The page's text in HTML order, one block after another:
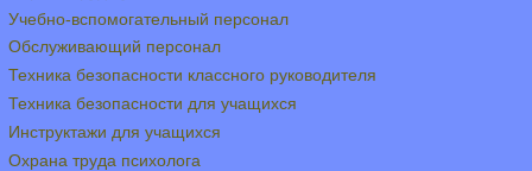
Учебно-вспомогательный персонал
Обслуживающий персонал
Техника безопасности классного руководителя
Техника безопасности для учащихся
Инструктажи для учащихся
Охрана труда психолога